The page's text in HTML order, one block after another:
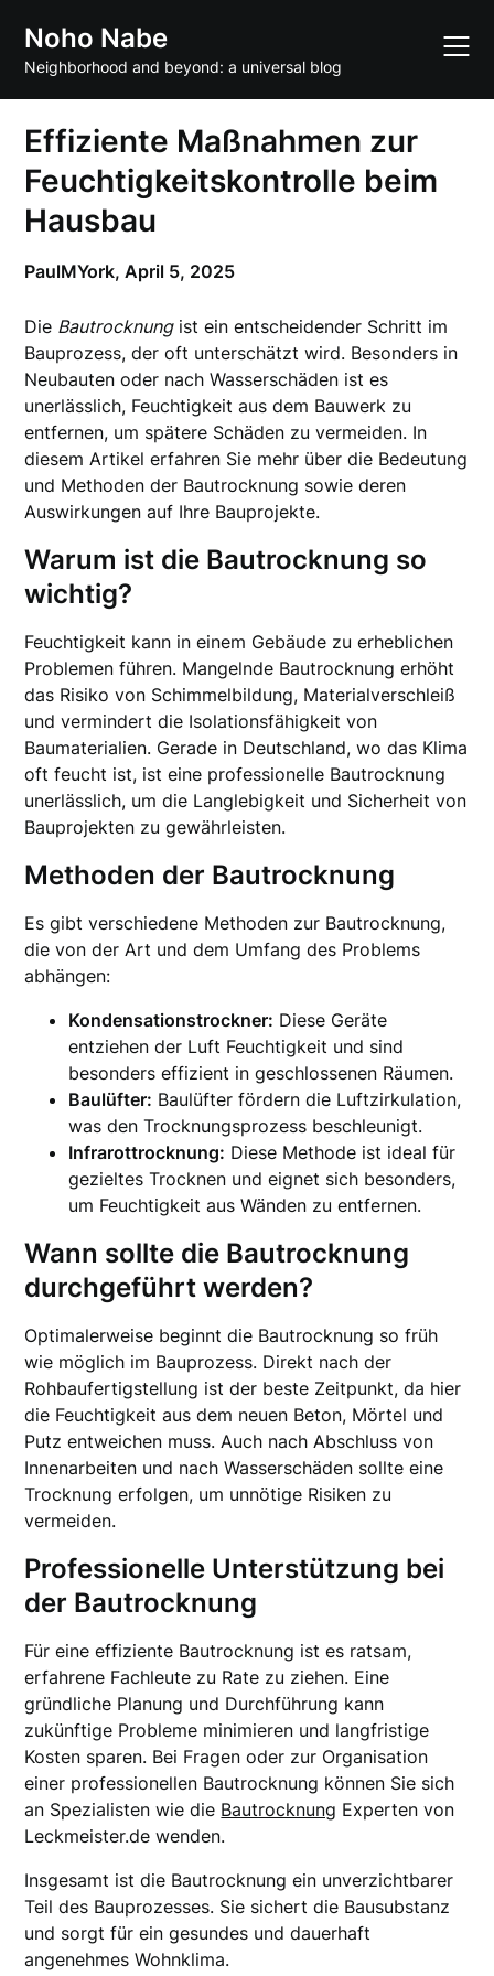
content
Noho Nabe
Neighborhood and beyond: a universal blog
Effiziente Maßnahmen zur
Feuchtigkeitskontrolle beim
Hausbau
PaulMYork,April 5, 2025
Die Bautrocknungist ein entscheidender Schritt im
Bauprozess, der oft unterschätzt wird. Besonders in
Neubauten oder nach Wasserschäden ist es
unerlässlich, Feuchtigkeit aus dem Bauwerk zu
entfernen, um spätere Schäden zu vermeiden. In
diesem Artikel erfahren Sie mehr über die Bedeutung
und Methoden der Bautrocknung sowie deren
Auswirkungen auf Ihre Bauprojekte.
Warum ist die Bautrocknung so
wichtig?
Feuchtigkeit kann in einem Gebäude zu erheblichen
Problemen führen. Mangelnde Bautrocknung erhöht
das Risiko von Schimmelbildung, Materialverschleiß
und vermindert die Isolationsfähigkeit von
Baumaterialien. Gerade in Deutschland, wo das Klima
oft feucht ist, ist eine professionelle Bautrocknung
unerlässlich, um die Langlebigkeit und Sicherheit von
Bauprojekten zu gewährleisten.
Methoden der Bautrocknung
Es gibt verschiedene Methoden zur Bautrocknung,
die von der Art und dem Umfang des Problems
abhängen:
Kondensationstrockner: Diese Geräte
entziehen der Luft Feuchtigkeit und sind
besonders effizient in geschlossenen Räumen.
Baulüfter: Baulüfter fördern die Luftzirkulation,
was den Trocknungsprozess beschleunigt.
Infrarottrocknung: Diese Methode ist ideal für
gezieltes Trocknen und eignet sich besonders,
um Feuchtigkeit aus Wänden zu entfernen.
Wann sollte die Bautrocknung
durchgeführt werden?
Optimalerweise beginnt die Bautrocknung so früh
wie möglich im Bauprozess. Direkt nach der
Rohbaufertigstellung ist der beste Zeitpunkt, da hier
die Feuchtigkeit aus dem neuen Beton, Mörtel und
Putz entweichen muss. Auch nach Abschluss von
Innenarbeiten und nach Wasserschäden sollte eine
Trocknung erfolgen, um unnötige Risiken zu
vermeiden.
Professionelle Unterstützung bei
der Bautrocknung
Für eine effiziente Bautrocknung ist es ratsam,
erfahrene Fachleute zu Rate zu ziehen. Eine
gründliche Planung und Durchführung kann
zukünftige Probleme minimieren und langfristige
Kosten sparen. Bei Fragen oder zur Organisation
einer professionellen Bautrocknung können Sie sich
an Spezialisten wie die Bautrocknung Experten von
Leckmeister.de wenden.
Insgesamt ist die Bautrocknung ein unverzichtbarer
Teil des Bauprozesses. Sie sichert die Bausubstanz
und sorgt für ein gesundes und dauerhaft
angenehmes Wohnklima.